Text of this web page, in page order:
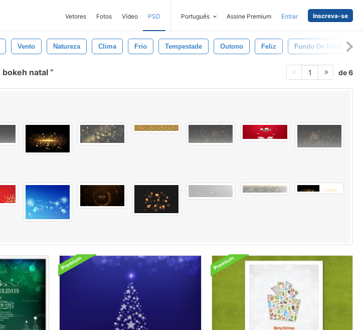
Vetores Fotos Vídeo PSD Português Assine Premium Entrar Inscreva-se
Vento Natureza Clima Frio Tempestade Outono Feliz Fundo De Natal
bokeh natal 1 de 6